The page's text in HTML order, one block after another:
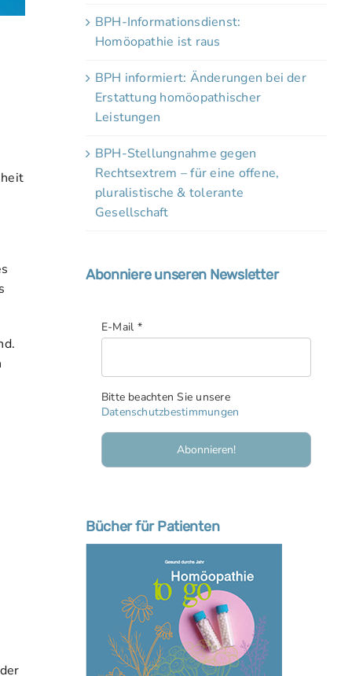
BPH-Informationsdienst:
Homöopathie ist raus
BPH informiert: Änderungen bei der
Erstattung homöopathischer
Leistungen
BPH-Stellungnahme gegen
Rechtsextrem – für eine offene,
pluralistische & tolerante
Gesellschaft
Abonniere unseren Newsletter
E-Mail *
Bitte beachten Sie unsere
Datenschutzbestimmungen
Bücher für Patienten